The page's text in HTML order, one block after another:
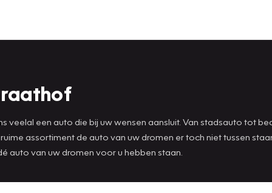
een auto die bij uw wensen aansluit. Van stadsauto tot
assortiment de auto van uw dromen er toch niet tussen
auto van uw dromen voor u hebben staan.